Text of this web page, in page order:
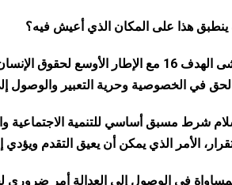
هذا على المكان الذي أعيش فيه؟
يتماشى الهدف 16 مع الإطار الأوسع
في الخصوصية وحرية التعبير والوصول
شرط مسبق أساسي للتنمية الاجتماعية
الأمر الذي يمكن أن يعيق التقدم
في الوصول إلى العدالة أمر ضروري